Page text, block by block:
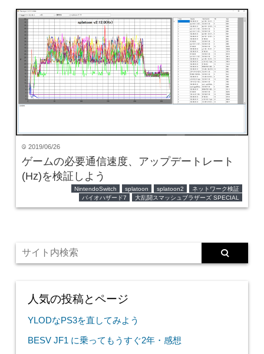
time 2019/06/26
ゲームの必要通信速度、アップデートレート
(Hz)を検証しよう
NintendoSwitch splatoon splatoon2
ネットワーク検証
バイオハザード7
大乱闘スマッシュブラザーズ SPECIAL
人気の投稿とページ
YLODなPS3を直してみよう
BESV JF1 に乗ってもうすぐ2年・感想